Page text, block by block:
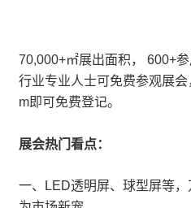
70,000+㎡展出面积， 600+
行业专业人士可免费参观展
m即可免费登记。
展会热门看点：
一、LED透明屏、球型屏等